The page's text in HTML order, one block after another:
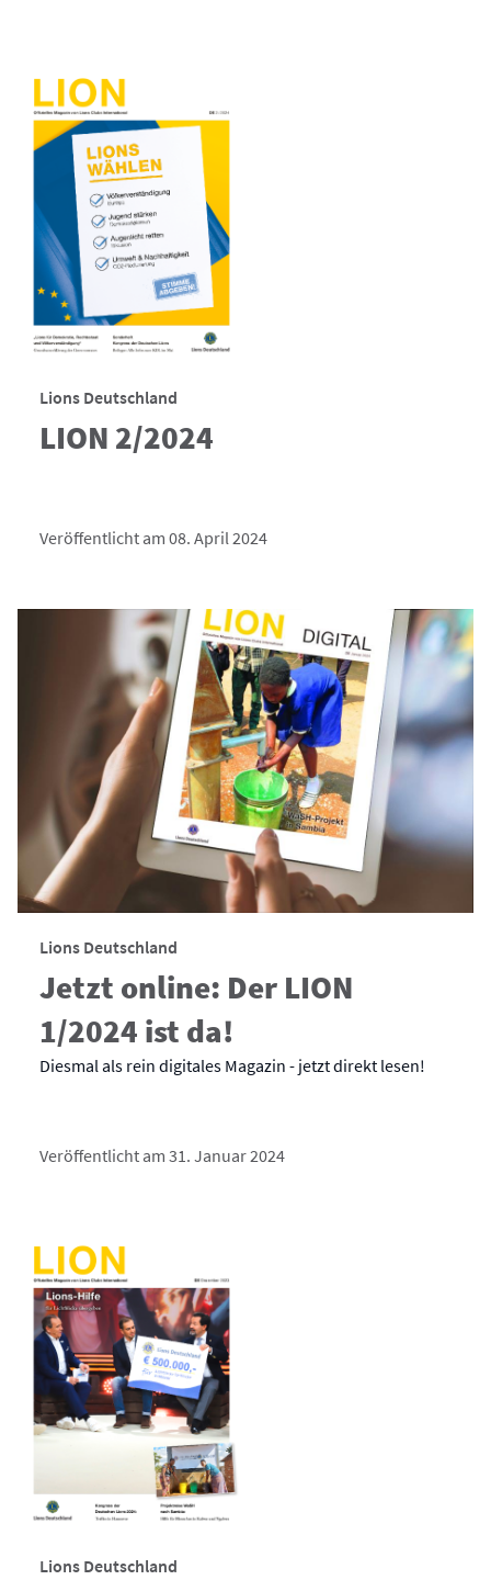
Lions Deutschland
LION 2/2024
Veröffentlicht am 08. April 2024
Lions Deutschland
Jetzt online: Der LION
1/2024 ist da!
Diesmal als rein digitales Magazin - jetzt direkt lesen!
Veröffentlicht am 31. Januar 2024
Lions Deutschland